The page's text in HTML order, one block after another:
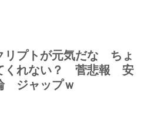
リプトが元気だな ちょ
くれない？ 菅悲報 安
ジャップｗ